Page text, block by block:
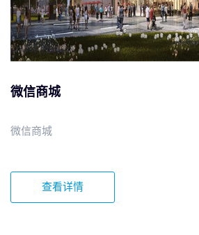
微信商城
微信商城
查看详情